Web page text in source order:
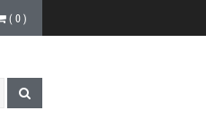
(0)